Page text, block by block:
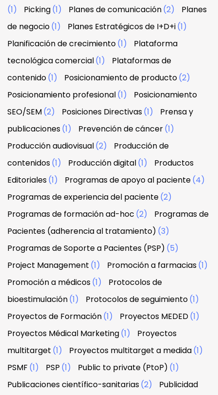
(1)
Picking(1) Planes de comunicación(2)
Planes
de negocio(1) Planes Estratégicos de I+D+i(1)
Planificación de crecimiento(1)
Plataforma
tecnológica comercial(1)
Plataformas de
contenido(1) Posicionamiento de producto(2)
Posicionamiento profesional(1)
Posicionamiento
SEO/SEM(2) Posiciones Directivas(1)
Prensa y
publicaciones(1) Prevención de cáncer(1)
Producción audiovisual(2)
Producción de
contenidos(1) Producción digital(1)
Productos
Editoriales(1) Programas de apoyo al paciente(4)
Programas de experiencia del paciente(2)
Programas de formación ad-hoc (2)
Programas de
Pacientes (adherencia al tratamiento) (3)
Programas de Soporte a Pacientes (PSP) (5)
Project Management (1) Promoción a farmacias(1)
Promoción a médicos(1)
Protocolos de
bioestimulación(1) Protocolos de seguimiento(1)
Proyectos de Formación(1) Proyectos MEDED(1)
Proyectos Médical Marketing(1)
Proyectos
multitarget (1) Proyectos multitarget a medida(1)
PSMF (1) PSP (1) Public to private (PtoP) (1)
Publicaciones científico-sanitarias(2) Publicidad